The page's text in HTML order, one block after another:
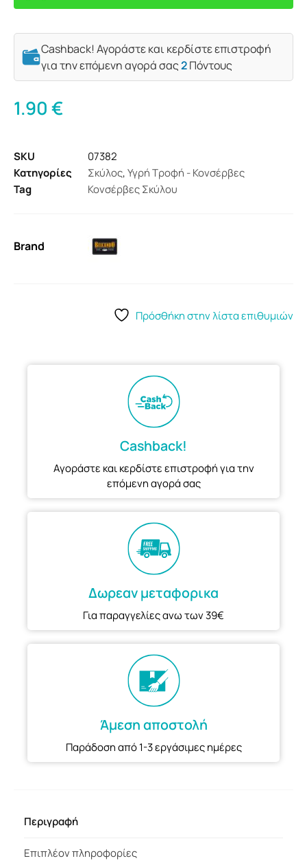
Cashback! Αγοράστε και κερδίστε επιστροφή
για την επόμενη αγορά σας2Πόντους
1.90€
SKU
07382
Κατηγορίες
Σκύλος,Υγρή Τροφή - Κονσέρβες
Tag
Κονσέρβες Σκύλου
Brand
Πρόσθήκη στην λίστα επιθυμιών
Cashback!
Αγοράστε και κερδίστε επιστροφή για την
επόμενη αγορά σας
Δωρεαν μεταφορικα
Για παραγγελίες ανω των 39€
Άμεση αποστολή
Παράδοση από 1-3 εργάσιμες ημέρες
Περιγραφή
Επιπλέον πληροφορίες